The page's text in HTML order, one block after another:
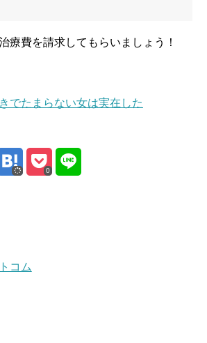
療費を請求してもらいましょう！
でたまらない女は実在した
0
コム